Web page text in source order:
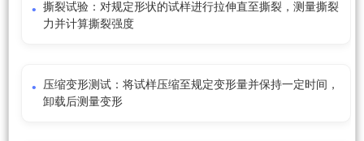
撕裂试验：对规定形状的试样进行拉伸直至撕裂，测量撕裂
力并计算撕裂强度
压缩变形测试：将试样压缩至规定变形量并保持一定时间，
卸载后测量变形